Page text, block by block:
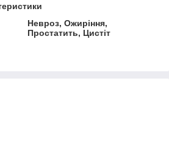
Невроз, Ожиріння,
Простатить, Цистіт